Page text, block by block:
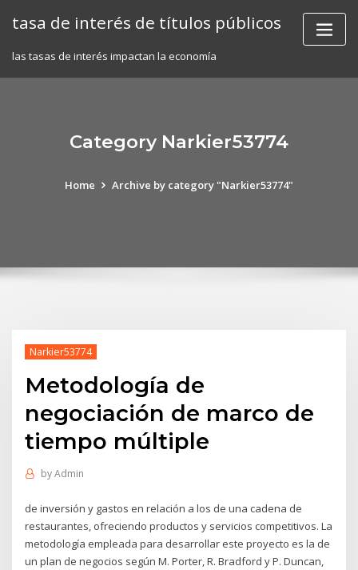
tasa de interés de títulos públicos
las tasas de interés impactan la economía
Category Narkier53774
Home Archive by category "Narkier53774"
Narkier53774
Metodología de
negociación de marco de
tiempo múltiple
byAdmin
de inversión y gastos en relación a los de una cadena de
restaurantes, ofreciendo productos y servicios competitivos. La
metodología empleada para desarrollar este proyecto es la de
un plan de negocios según M. Porter, R. Bradford y P. Duncan,